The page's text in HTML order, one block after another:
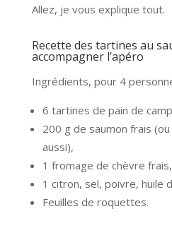
Allez, je vous explique tout.
Recette des tartines au
accompagner l’apéro
Ingrédients, pour 4
6 tartines de pain de
200 g de saumon frais
aussi),
1 fromage de chèvre frais,
1 citron, sel, poivre, huile
Feuilles de roquettes.